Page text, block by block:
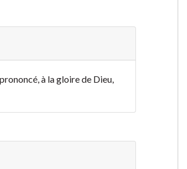
à la gloire de Dieu,